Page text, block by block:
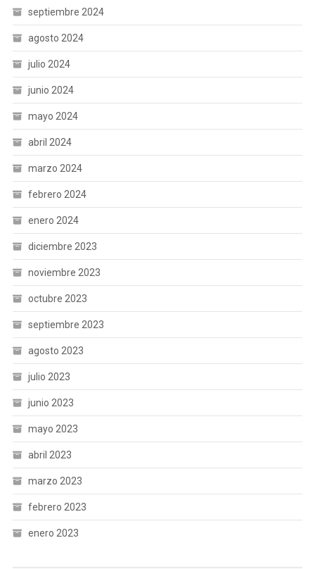
septiembre 2024
agosto 2024
julio 2024
junio 2024
mayo 2024
abril 2024
marzo 2024
febrero 2024
enero 2024
diciembre 2023
noviembre 2023
octubre 2023
septiembre 2023
agosto 2023
julio 2023
junio 2023
mayo 2023
abril 2023
marzo 2023
febrero 2023
enero 2023